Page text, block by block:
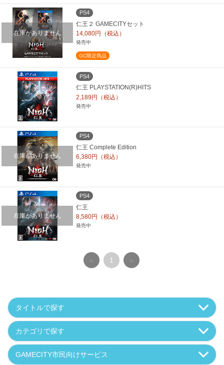
在庫がありません
PS4
仁王２ GAMECITYセット
14,080円（税込）
発売中
GC限定商品
PS4
仁王 PLAYSTATION(R)HITS
2,189円（税込）
発売中
在庫がありません
PS4
仁王 Complete Edition
6,380円（税込）
発売中
在庫がありません
PS4
仁王
8,580円（税込）
発売中
« 1 »
タイトルで探す
カテゴリで探す
GAMECITY市民向けサービス